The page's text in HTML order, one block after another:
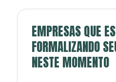
EMPRESAS QUE
FORMALIZANDO
NESTE MOMENTO